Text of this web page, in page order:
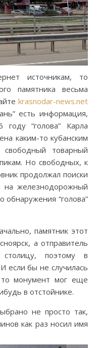
источникам, то
памятника весьма
krasnodar-news.net
есть информация,
“голова” Карла
каким-то кубанским
свободный товарный
Но свободных, к
продолжал поиски
на железнодорожный
обнаружения “голова”
памятник этот
а отправитель
поэтому в
если бы не случилась
то монумент мог еще
в отстойнике.
не просто так,
как раз носил имя